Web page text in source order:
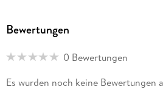
Bewertungen
0 Bewertungen
Es wurden noch keine Bewertungen